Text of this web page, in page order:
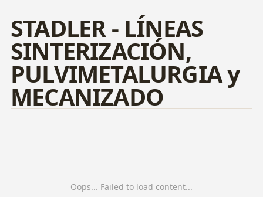
STADLER - LÍNEAS
SINTERIZACIÓN,
PULVIMETALURGIA y
MECANIZADO
Oops... Failed to load content...